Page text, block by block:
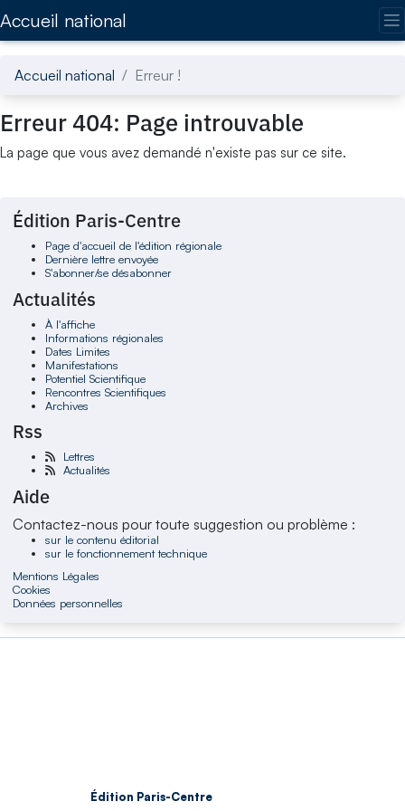
Accueil national
Accueil national Erreur !
Erreur 404: Page introuvable
La page que vous avez demandé n'existe pas sur ce site.
Édition Paris-Centre
Page d'accueil de l'édition régionale
Dernière lettre envoyée
S'abonner/se désabonner
Actualités
À l'affiche
Informations régionales
Dates Limites
Manifestations
Potentiel Scientifique
Rencontres Scientifiques
Archives
Rss
Lettres
Actualités
Aide
Contactez-nous pour toute suggestion ou problème :
sur le contenu éditorial
sur le fonctionnement technique
Mentions Légales
Cookies
Données personnelles
Édition Paris-Centre